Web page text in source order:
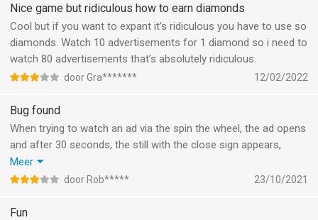
Nice game but ridiculous how to earn diamonds
Cool but if you want to expant it’s ridiculous you have to use so
diamonds. Watch 10 advertisements for 1 diamond so i need to
watch 80 advertisements that’s absolutely ridiculous.
door Gra******* 12/02/2022
Bug found
When trying to watch an ad via the spin the wheel, the ad opens
and after 30 seconds, the still with the close sign appears,
however on the 11 inch iPad Pro, 2nd generation, I cannot click
on the X sign on the top right to close the ad message. After
to be started again…
Meer
door Rob***** 23/10/2021
Fun